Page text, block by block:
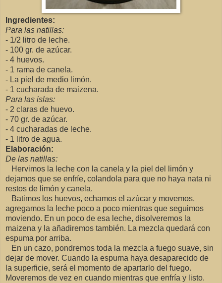
Ingredientes:
Para las natillas:
- 1/2 litro de leche.
- 100 gr. de azúcar.
- 4 huevos.
- 1 rama de canela.
- La piel de medio limón.
- 1 cucharada de maizena.
Para las islas:
- 2 claras de huevo.
- 70 gr. de azúcar.
- 4 cucharadas de leche.
- 1 litro de agua.
Elaboración:
De las natillas:
Hervimos la leche con la canela y la piel del limón y
dejamos que se enfríe, colandola para que no haya nata ni
restos de limón y canela.
Batimos los huevos, echamos el azúcar y movemos,
agregamos la leche poco a poco mientras que seguimos
moviendo. En un poco de esa leche, disolveremos la
maizena y la añadiremos también. La mezcla quedará con
espuma por arriba.
En un cazo, pondremos toda la mezcla a fuego suave, sin
dejar de mover. Cuando la espuma haya desaparecido de
la superficie, será el momento de apartarlo del fuego.
Moveremos de vez en cuando mientras que enfría y listo.